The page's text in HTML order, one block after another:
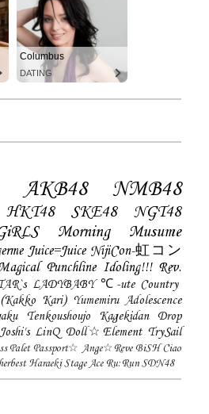
Columbus
DATING
AKB48 NMB48
HKT48 SKE48
NGT48
Morning Musume
Juice=Juice NijiCon-虹コン
Punchline Idoling!!! Rev.
LADYBABY ℃-ute Country
Kari) Yumemiru Adolescence
Tenkoushoujo Kagekidan
Drop
LinQ Doll☆Element TrySail
Palet Passport☆ Ange☆Reve BiSH Ciao
Haraeki Stage Ace Ru:Run SDN48